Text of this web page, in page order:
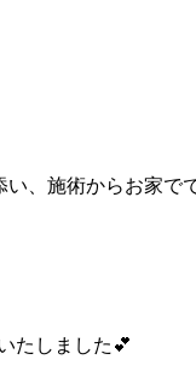
、施術からお家で
たしました💕